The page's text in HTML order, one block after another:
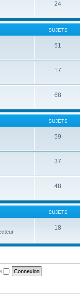
24
SUJETS
51
17
68
SUJETS
59
37
48
SUJETS
18